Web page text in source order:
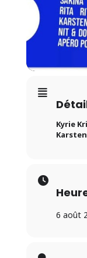
Kyrie
6 août